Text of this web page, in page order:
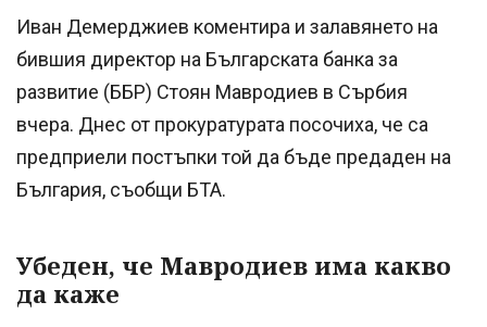
Иван Демерджиев коментира и залавянето на
бившия директор на Българската банка за
развитие (ББР) Стоян Мавродиев в Сърбия
вчера. Днес от прокуратурата посочиха, че са
предприели постъпки той да бъде предаден на
България, съобщи БТА.
Убеден, че Мавродиев има какво
да каже